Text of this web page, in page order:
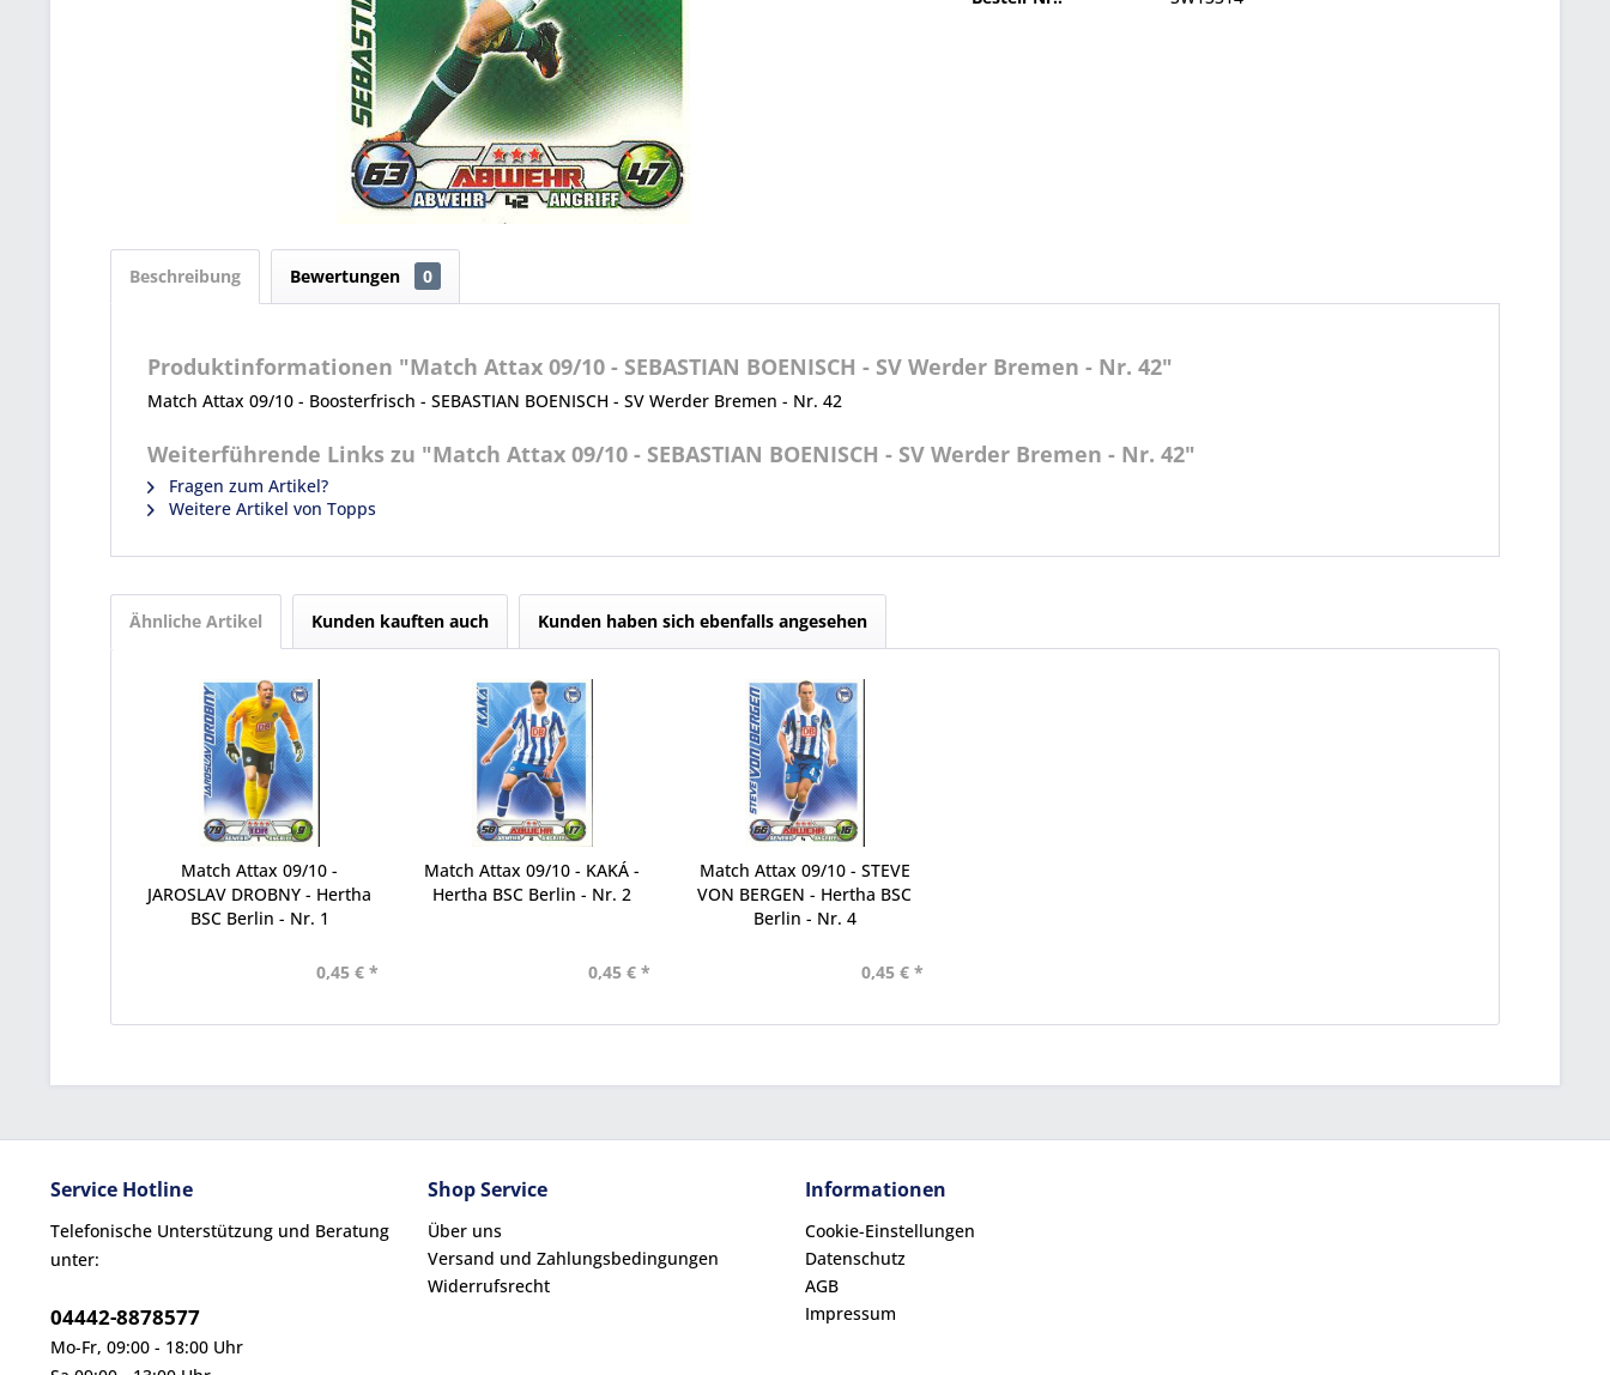
Beschreibung Bewertungen 0
Produktinformationen "Match Attax 09/10 - SEBASTIAN BOENISCH - SV Werder Bremen - Nr. 42"
Match Attax 09/10 - Boosterfrisch - SEBASTIAN BOENISCH - SV Werder Bremen - Nr. 42
Weiterführende Links zu "Match Attax 09/10 - SEBASTIAN BOENISCH - SV Werder Bremen - Nr. 42"
Fragen zum Artikel?
Weitere Artikel von Topps
Ähnliche Artikel Kunden kauften auch Kunden haben sich ebenfalls angesehen
Match Attax 09/10 -
JAROSLAV DROBNY - Hertha
BSC Berlin - Nr. 1
0,45 € *
Match Attax 09/10 - KAKÁ -
Hertha BSC Berlin - Nr. 2
0,45 € *
Match Attax 09/10 - STEVE
VON BERGEN - Hertha BSC
Berlin - Nr. 4
0,45 € *
Service Hotline
Telefonische Unterstützung und Beratung
unter:
04442-8878577
Mo-Fr, 09:00 - 18:00 Uhr
Shop Service
Über uns
Versand und Zahlungsbedingungen
Widerrufsrecht
Informationen
Cookie-Einstellungen
Datenschutz
AGB
Impressum